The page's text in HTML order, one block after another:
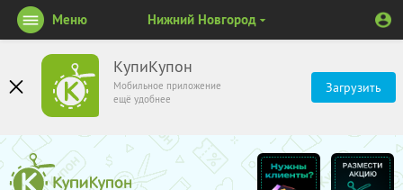
КупиКупон
Мобильное приложение
ещё удобнее
Загрузить
Меню Нижний Новгород